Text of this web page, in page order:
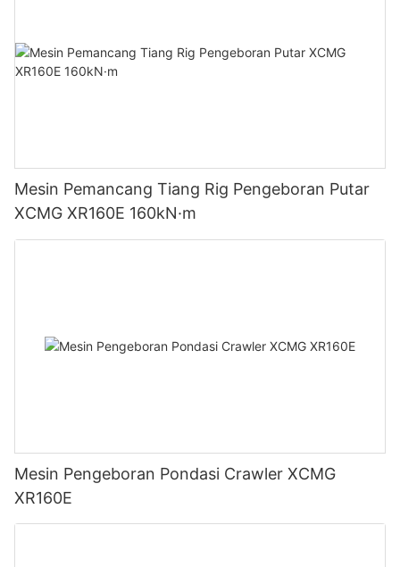
Mesin Pemancang Tiang Rig Pengeboran Putar
XCMG XR160E 160kN·m
Mesin Pengeboran Pondasi Crawler XCMG
XR160E